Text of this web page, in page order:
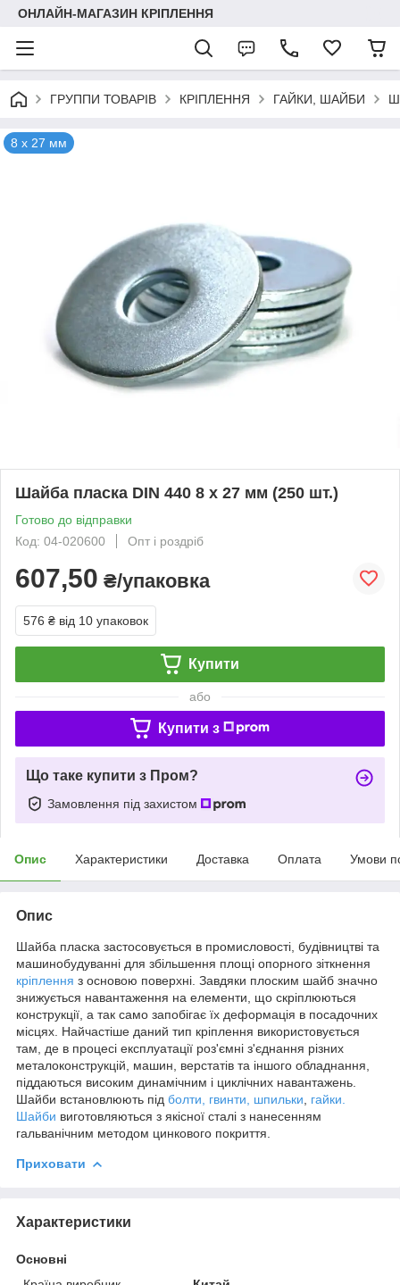
ОНЛАЙН-МАГАЗИН КРІПЛЕННЯ
ГРУППИ ТОВАРІВ КРІПЛЕННЯ ГАЙКИ, ШАЙБИ
8 х 27 мм
Шайба пласка DIN 440 8 х 27 мм (250 шт.)
Готово до відправки
Код: 04-020600
Опт і роздріб
607,50 ₴/упаковка
576 ₴ від 10 упаковок
Купити
або
Купити з
Що таке купити з Пром?
Замовлення під захистом
Опис Характеристики Доставка Оплата Умови
Опис
Шайба пласка застосовується в промисловості, будівництві та
машинобудуванні для збільшення площі опорного зіткнення
кріплення з основою поверхні. Завдяки плоским шайб значно
знижується навантаження на елементи, що скріплюються
конструкції, а так само запобігає їх деформація в посадочних
місцях. Найчастіше даний тип кріплення використовується
там, де в процесі експлуатації роз'ємні з'єднання різних
металоконструкцій, машин, верстатів та іншого обладнання,
піддаються високим динамічним і циклічних навантажень.
Шайби встановлюють під болти, гвинти, шпильки
гайки.
Шайби виготовляються з якісної сталі з нанесенням
гальванічним методом цинкового покриття.
Приховати
Характеристики
Основні